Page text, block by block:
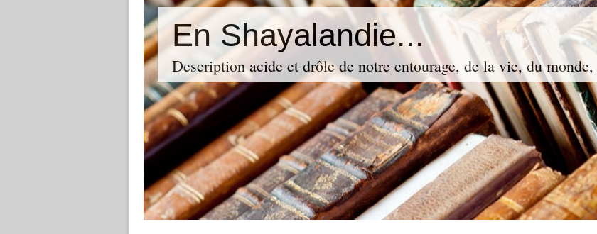
En Shayalandie...
Description acide et drôle de notre entourage, de la vie, du monde,